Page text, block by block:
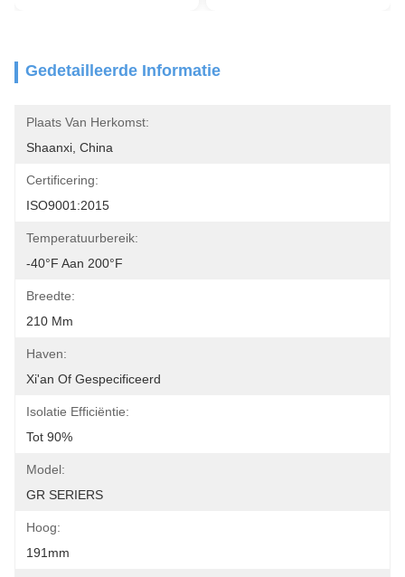
Gedetailleerde Informatie
Plaats Van Herkomst:
Shaanxi, China
Certificering:
ISO9001:2015
Temperatuurbereik:
-40°F Aan 200°F
Breedte:
210 Mm
Haven:
Xi'an Of Gespecificeerd
Isolatie Efficiëntie:
Tot 90%
Model:
GR SERIERS
Hoog:
191mm